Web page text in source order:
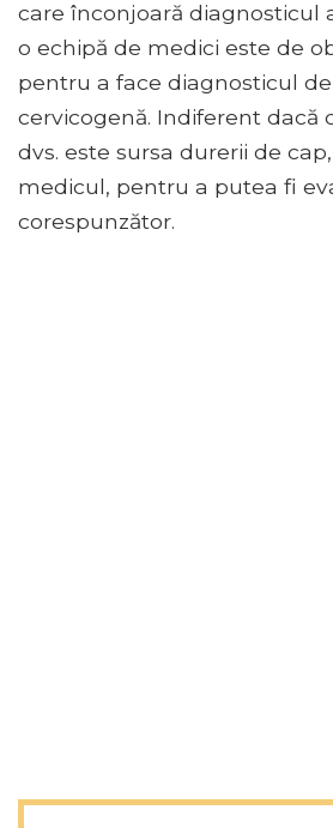
care înconjoară diagnosticul
o echipă de medici este de
pentru a face diagnosticul
cervicogenă. Indiferent dacă
dvs. este sursa durerii de
medicul, pentru a putea fi
corespunzător.